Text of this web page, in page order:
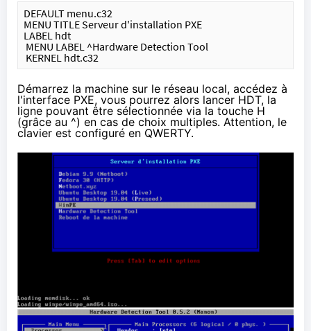
DEFAULT menu.c32
MENU TITLE Serveur d'installation PXE
LABEL hdt
MENU LABEL ^Hardware Detection Tool
KERNEL hdt.c32
Démarrez la machine sur le réseau local, accédez à
l'interface PXE, vous pourrez alors lancer HDT, la
ligne pouvant être sélectionnée via la touche H
(grâce au ^) en cas de choix multiples. Attention, le
clavier est configuré en QWERTY.